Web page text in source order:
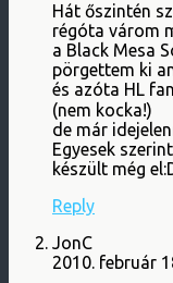
Hát őszintén
régóta várom
a Black Mesa
pörgettem ki
és azóta HL
(nem kocka!)
de már
Egyesek
készült még
Reply
JonC
2010. február